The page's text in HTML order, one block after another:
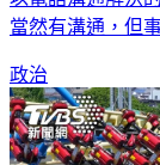
當然有溝通，但
政治